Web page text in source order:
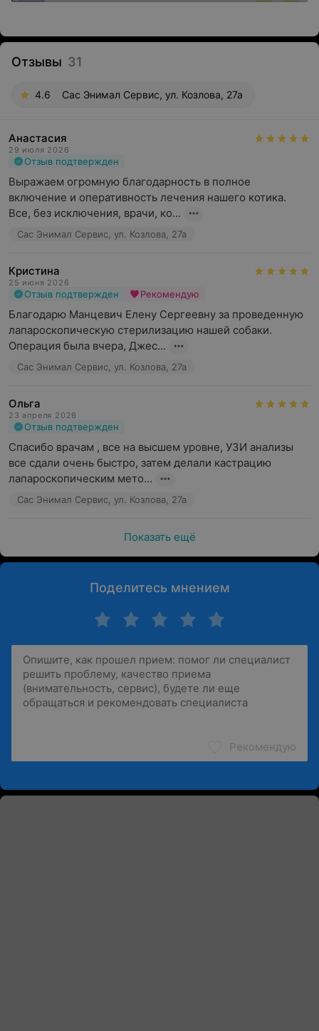
Отзывы 31
4.6 Сас Энимал Сервис, ул. Козлова, 27а
Анастасия
29 июля 2026
Отзыв подтвержден
Выражаем огромную благодарность в полное
включение и оперативность лечения нашего котика.
Все, без исключения, врачи, ко...
Сас Энимал Сервис, ул. Козлова, 27а
Кристина
25 июня 2026
Отзыв подтвержден Рекомендую
Благодарю Манцевич Елену Сергеевну за проведенную
лапароскопическую стерилизацию нашей собаки.
Операция была вчера, Джес...
Сас Энимал Сервис, ул. Козлова, 27а
Ольга
23 апреля 2026
Отзыв подтвержден
Спасибо врачам , все на высшем уровне, УЗИ анализы
все сдали очень быстро, затем делали кастрацию
лапароскопическим мето...
Сас Энимал Сервис, ул. Козлова, 27а
Показать ещё
Поделитесь мнением
Рекомендую